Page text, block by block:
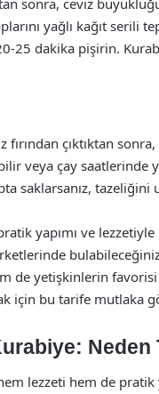
sonra, ceviz
yağlı kağıt serili
25 dakika pişirin.
fırından çıktıktan
veya çay saatlerinde
saklarsanız, tazeliğini
yapımı ve
de yetişkinlerin
için bu tarife mutlaka
Neden
lezzeti hem de pratik